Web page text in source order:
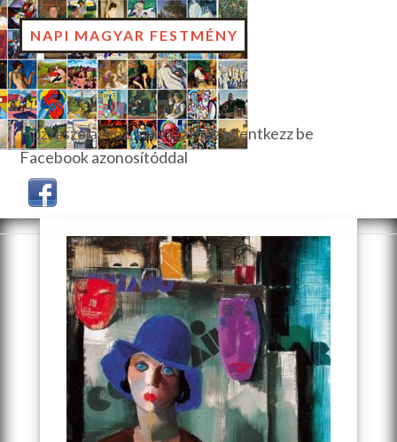
NAPI MAGYAR FESTMÉNY
Hozzászóláshoz, szavazáshoz jelentkezz be
Facebook azonosítóddal